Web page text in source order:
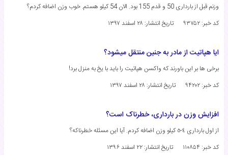
وزنم قبل از بارداری 50 و قدم 155 بود. الان 54 کیلو هستم. خوب وزن اضافه کردم؟
کد خبر: ۹۳۷۵۲
تاریخ انتشار: ۲۸ اسفند ۱۳۹۷
ایا هپاتیت از مادر به جنین منتقل میشود؟
برخی ها بر این باورند که واکسن هپاتیت را باید با یخ به منزل برد!
کد خبر: ۹۴۲۰۲
تاریخ انتشار: ۲۸ اسفند ۱۳۹۷
افزایش وزن در بارداری، خطرناک است؟
از اول بارداری ٤-٥ کیلو وزن اضافه کردم. آیا این مسئله خطرناکه؟
کد خبر: ۱۱۰۸۵۴
تاریخ انتشار: ۲۲ اسفند ۱۳۹۶